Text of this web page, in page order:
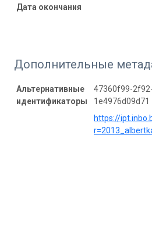
Дата окончания
Дополнительные
Альтернативные
идентификаторы
47360f99-
1e4976d09d71
https://